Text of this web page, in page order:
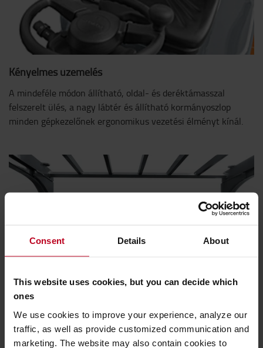
Consent Details About
This website uses cookies, but you can decide which
ones
We use cookies to improve your experience, analyze our
traffic, as well as provide customized communication and
marketing. The website may also contain cookies to
Kényelmes üzemelés
A mindeféle módon állítható, oldal- és deréktámasszal
felszerelt ülés, a nagy lábtér és állítható kormányoszlop
minden gépkezelőnek ergonomikus vezetési élményt kínál.
Kitűnő kilátás 360 fokban